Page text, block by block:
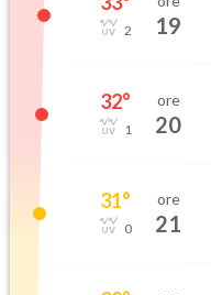
2 19
32°
1
ore
20
31°
0
ore
21